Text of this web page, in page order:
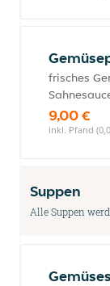
frisches
9,00 €
inkl. Pfand
Suppen
Alle Suppen